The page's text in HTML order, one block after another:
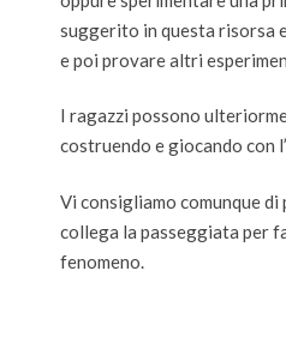
suggerito in questa risorsa
e poi provare altri
I ragazzi possono
costruendo e giocando con
Vi consigliamo comunque
collega la passeggiata per
fenomeno.